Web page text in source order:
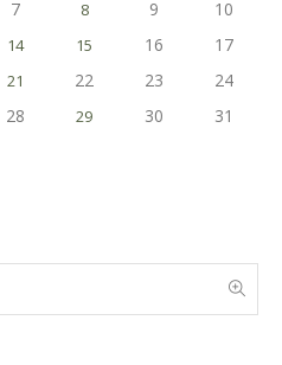
7 8 9 10
14 15 16
17
21 22 23
24
28 29 30 31